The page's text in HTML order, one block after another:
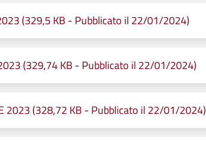
(329,5 KB - Pubblicato il 22/01/2024)
2023 (329,74 KB - Pubblicato il 22/01/2024)
2023 (328,72 KB - Pubblicato il 22/01/2024)